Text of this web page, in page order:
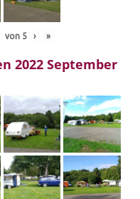
von 5 › »
2022 September